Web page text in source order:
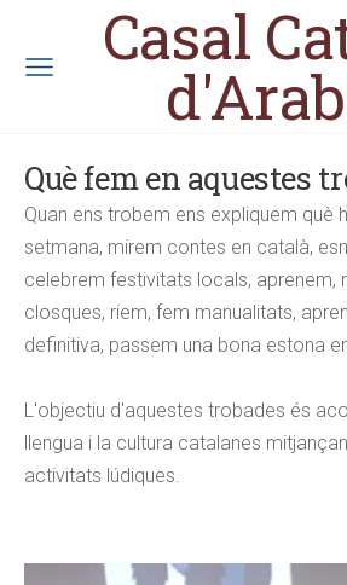
Casal
Què fem en aquestes
Quan ens trobem ens expliquem què
setmana, mirem contes en català,
celebrem festivitats locals, aprenem,
closques, riem, fem manualitats,
definitiva, passem una bona estona
L'objectiu d'aquestes trobades és
llengua i la cultura catalanes
activitats lúdiques.